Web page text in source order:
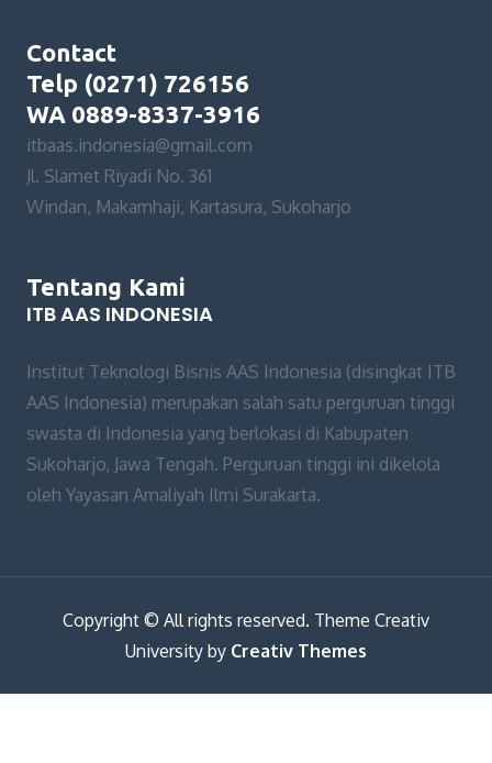
Contact
Telp (0271) 726156
WA 0889-8337-3916
itbaas.indonesia@gmail.com
Jl. Slamet Riyadi No. 361
Windan, Makamhaji, Kartasura, Sukoharjo
Tentang Kami
ITB AAS INDONESIA
Institut Teknologi Bisnis AAS Indonesia (disingkat ITB
AAS Indonesia) merupakan salah satu perguruan tinggi
swasta di Indonesia yang berlokasi di Kabupaten
Sukoharjo, Jawa Tengah. Perguruan tinggi ini dikelola
oleh Yayasan Amaliyah Ilmi Surakarta.
Copyright © All rights reserved. Theme Creativ
University by Creativ Themes